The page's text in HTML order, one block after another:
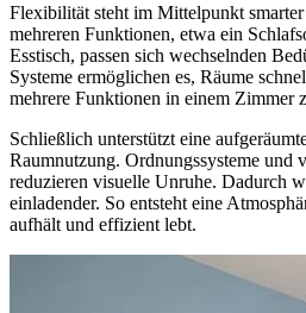
Flexibilität steht im Mittelpunkt
mehreren Funktionen, etwa ein
Esstisch, passen sich wechselnden
Systeme ermöglichen es, Räume
mehrere Funktionen in einem Zimmer
Schließlich unterstützt eine
Raumnutzung. Ordnungssysteme und
reduzieren visuelle Unruhe. Dadurch
einladender. So entsteht eine
aufhält und effizient lebt.